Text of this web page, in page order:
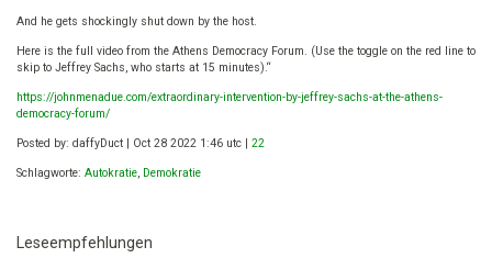
And he gets shockingly shut down by the host.
Here is the full video from the Athens Democracy Forum. (Use the toggle on the red line to
skip to Jeffrey Sachs, who starts at 15 minutes).“
https://johnmenadue.com/extraordinary-intervention-by-jeffrey-sachs-at-the-athens-
democracy-forum/
Posted by: daffyDuct | Oct 28 2022 1:46 utc | 22
Schlagworte: Autokratie, Demokratie
Leseempfehlungen